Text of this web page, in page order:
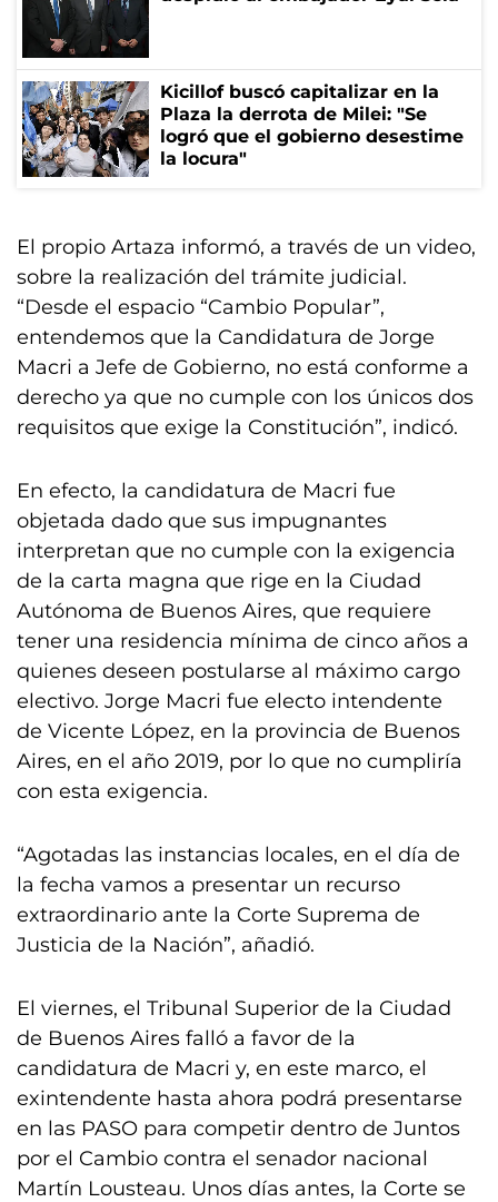
Kicillof buscó capitalizar en la
Plaza la derrota de Milei: "Se
logró que el gobierno desestime
la locura"
El propio Artaza informó, a través de un video,
sobre la realización del trámite judicial.
“Desde el espacio “Cambio Popular”,
entendemos que la Candidatura de Jorge
Macri a Jefe de Gobierno, no está conforme a
derecho ya que no cumple con los únicos dos
requisitos que exige la Constitución”, indicó.
En efecto, la candidatura de Macri fue
objetada dado que sus impugnantes
interpretan que no cumple con la exigencia
de la carta magna que rige en la Ciudad
Autónoma de Buenos Aires, que requiere
tener una residencia mínima de cinco años a
quienes deseen postularse al máximo cargo
electivo. Jorge Macri fue electo intendente
de Vicente López, en la provincia de Buenos
Aires, en el año 2019, por lo que no cumpliría
con esta exigencia.
“Agotadas las instancias locales, en el día de
la fecha vamos a presentar un recurso
extraordinario ante la Corte Suprema de
Justicia de la Nación”, añadió.
El viernes, el Tribunal Superior de la Ciudad
de Buenos Aires falló a favor de la
candidatura de Macri y, en este marco, el
exintendente hasta ahora podrá presentarse
en las PASO para competir dentro de Juntos
por el Cambio contra el senador nacional
Martín Lousteau. Unos días antes, la Corte se